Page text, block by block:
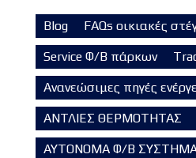
Blog FAQs οικιακές
Service Φ/Β πάρκων
Ανανεώσιμες πηγές
ΑΝΤΛΙΕΣ ΘΕΡΜΟΤΗΤΑΣ
ΑΥΤΟΝΟΜΑ Φ/Β